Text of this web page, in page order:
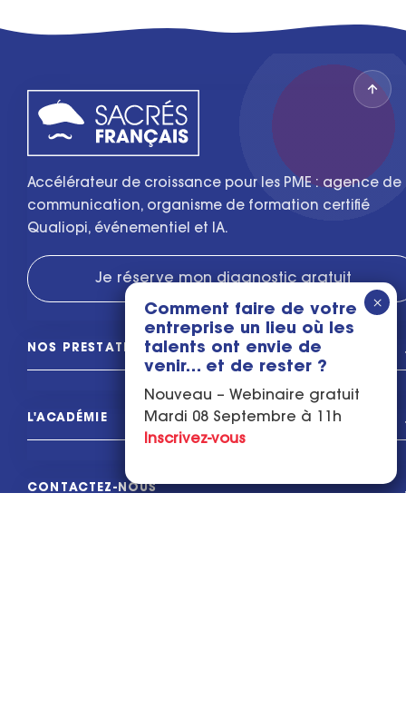
Accélérateur de croissance pour les PME : agence de
communication, organisme de formation certifié
Qualiopi, événementiel et IA.
Je réserve mon diagnostic gratuit
NOS PRESTATIONS
L'ACADÉMIE
CONTACTEZ-NOUS
Comment faire de votre
entreprise un lieu où les
talents ont envie de
venir… et de rester ?
Nouveau – Webinaire gratuit
Mardi 08 Septembre à 11h
Inscrivez-vous